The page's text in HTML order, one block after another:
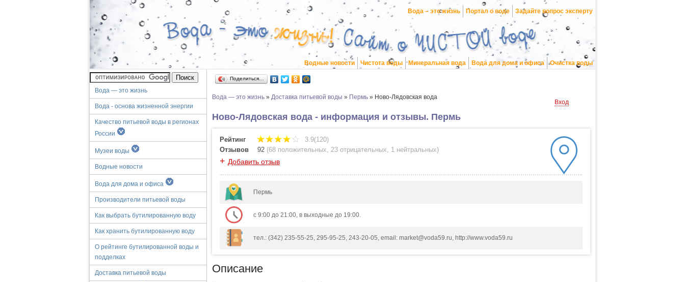
Вода – это жизнь Портал о воде Задайте вопрос эксперту
Водные новости Чистота воды Минеральная вода Вода для дома и офиса Очистка воды
Вода — это жизнь
Вода - основа жизненной энергии
Качество питьевой воды в регионах
России
Музеи воды
Водные новости
Вода для дома и офиса
Производители питьевой воды
Как выбрать бутилированную воду
Как хранить бутилированную воду
О рейтинге бутилированной воды и
подделках
Доставка питьевой воды
Поделиться…
Вода — это жизнь » Доставка питьевой воды » Пермь » Ново-Лядовская вода
Вход
Ново-Лядовская вода - информация и отзывы. Пермь
Рейтинг
3.9(120)
Отзывов
92 (68 положительных, 23 отрицательных, 1 нейтральных)
+ Добавить отзыв
Пермь
с 9:00 до 21:00, в выходные до 19:00.
тел.: (342) 235-55-25, 295-95-25, 243-20-05, email: market@voda59.ru, http://www.voda59.ru
Описание